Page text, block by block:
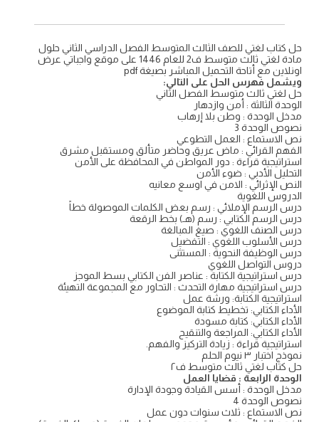
حل كتاب لغتي للصف الثالث المتوسط الفصل الدراسي الثاني حلول
مادة لغتي ثالث متوسط ف2 للعام 1446 على موقع واجباتي عرض
اونلاين مع أتاحة التحميل المباشر بصيغة pdf
ويشمل فهرس الحل على التالي:
حل لغتي ثالث متوسط الفصل الثاني
الوحدة الثالثة : أمن وازدهار
مدخل الوحدة : وطن بلا إرهاب
نصوص الوحدة 3
نص الاستماع : العمل التطوعي
الفهم القرائي : ماض عريق وحاضر متألق ومستقبل مشرق
استراتيجية قراءة : دور المواطن في المحافظة على الأمن
التحليل الأدبي : ضوء الأمن
النص الإثرائي : الامن في اوسع معانيه
الدروس اللغوية
درس الرسم الإملائي : رسم بعض الكلمات الموصولة خطاً
درس الرسم الكتابي : رسم (هـ) بخط الرقعة
درس الصنف اللغوي : صيغ المبالغة
درس الأسلوب اللغوي : التفضيل
درس الوظيفة النحوية : المستثنى
دروس التواصل اللغوي
درس استراتيجية الكتابة : عناصر الفن الكتابي بسط الموجز
درس استراتيجية مهارة التحدث : التحاور مع المجموعة التهيئة
استراتيجية الكتابة: ورشة عمل
الأداء الكتابي: تخطيط كتابة الموضوع
الأداء الكتابي: كتابة مسودة
الأداء الكتابي: المراجعة والتنقيح
استراتيجية قراءة : زيادة التركيز والفهم.
نموذج اختبار ٣ نيوم الحلم
حل كتاب لغتي ثالث متوسط ف٢
الوحدة الرابعة : قضايا العمل
مدخل الوحدة : أسس القيادة وجودة الإدارة
نصوص الوحدة 4
نص الاستماع : ثلاث سنوات دون عمل